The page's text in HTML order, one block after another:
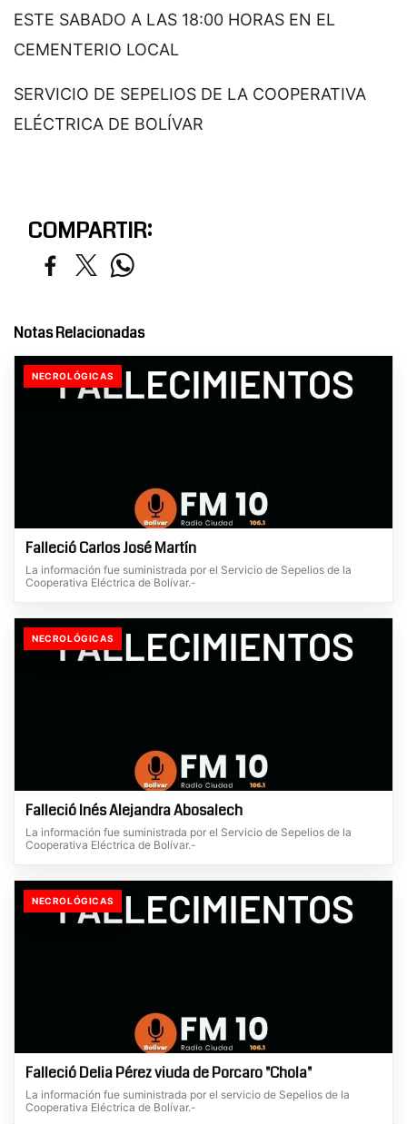
ESTE SABADO A LAS 18:00 HORAS EN EL
CEMENTERIO LOCAL
SERVICIO DE SEPELIOS DE LA COOPERATIVA
ELÉCTRICA DE BOLÍVAR
COMPARTIR:
Notas Relacionadas
NECROLÓGICAS
Falleció Carlos José Martín
La información fue suministrada por el Servicio de Sepelios de la
Cooperativa Eléctrica de Bolívar.-
NECROLÓGICAS
Falleció Inés Alejandra Abosalech
La información fue suministrada por el Servicio de Sepelios de la
Cooperativa Eléctrica de Bolívar.-
NECROLÓGICAS
Falleció Delia Pérez viuda de Porcaro "Chola"
La información fue suministrada por el servicio de Sepelios de la
Cooperativa Eléctrica de Bolívar.-